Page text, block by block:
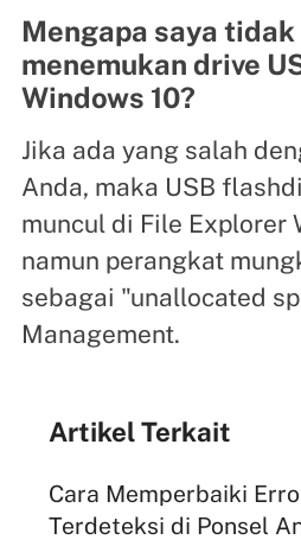
Mengapa saya
menemukan drive
Windows 10?
Jika ada yang salah
Anda, maka USB
muncul di File Explorer
namun perangkat
sebagai "unallocated
Management.
Artikel Terkait
Cara Memperbaiki
Terdeteksi di Ponsel